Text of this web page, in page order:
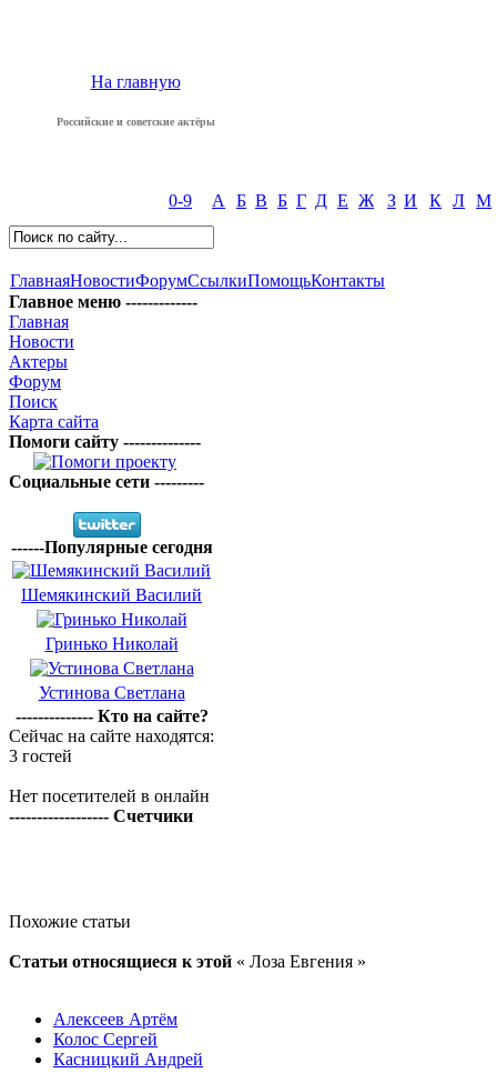
На главную
Российские и советские актёры
0-9 А Б В Б Г Д Е Ж З И К Л М
ГлавнаяНовостиФорумСсылкиПомощьКонтакты
Главное меню -------------
Главная
Новости
Актеры
Форум
Поиск
Карта сайта
Помоги сайту --------------
Социальные сети ---------
------Популярные сегодня
Шемякинский Василий
Гринько Николай
Устинова Светлана
-------------- Кто на сайте?
Сейчас на сайте находятся:
3 гостей
Нет посетителей в онлайн
------------------ Счетчики
Похожие статьи
Статьи относящиеся к этой « Лоза Евгения »
Алексеев Артём
Колос Сергей
Касницкий Андрей